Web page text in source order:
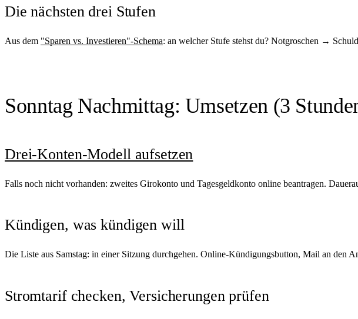
Die nächsten drei Stufen
Aus dem "Sparen vs. Investieren"-Schema: an welcher Stufe stehst du? Notgroschen →
Sonntag Nachmittag: Umsetzen (3
Drei-Konten-Modell aufsetzen
Falls noch nicht vorhanden: zweites Girokonto und Tagesgeldkonto online beantragen.
Kündigen, was kündigen will
Die Liste aus Samstag: in einer Sitzung durchgehen. Online-Kündigungsbutton, Mail an den
Stromtarif checken, Versicherungen prüfen